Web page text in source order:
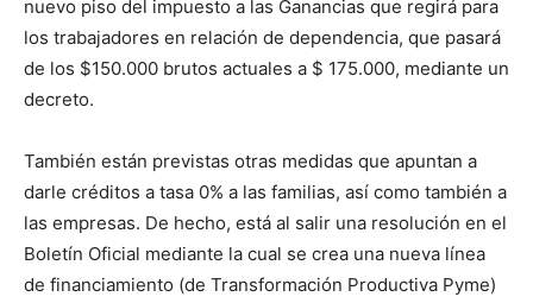
nuevo piso del impuesto a las Ganancias que regirá para
los trabajadores en relación de dependencia, que pasará
de los $150.000 brutos actuales a $ 175.000, mediante un
decreto.
También están previstas otras medidas que apuntan a
darle créditos a tasa 0% a las familias, así como también a
las empresas. De hecho, está al salir una resolución en el
Boletín Oficial mediante la cual se crea una nueva línea
de financiamiento (de Transformación Productiva Pyme)